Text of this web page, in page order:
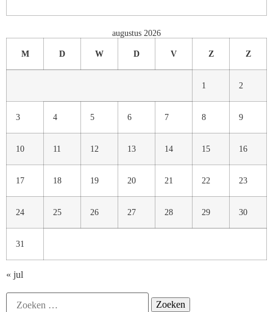
augustus 2026
M D W D V Z Z
1 2
3 4 5 6 7 8 9
10 11 12 13 14 15 16
17 18 19 20 21 22 23
24 25 26 27 28 29 30
31
« jul